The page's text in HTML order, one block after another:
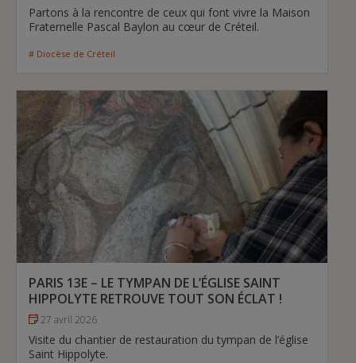
Partons à la rencontre de ceux qui font vivre la Maison
Fraternelle Pascal Baylon au cœur de Créteil.
# Diocèse de Créteil
PARIS 13E – LE TYMPAN DE L’ÉGLISE SAINT
HIPPOLYTE RETROUVE TOUT SON ÉCLAT !
27 avril 2026
Visite du chantier de restauration du tympan de l’église
Saint Hippolyte.